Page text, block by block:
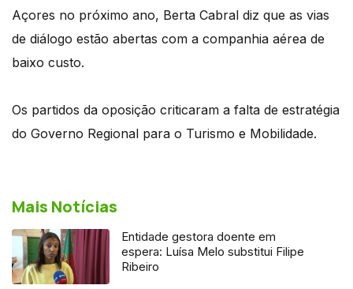
Açores no próximo ano, Berta Cabral diz que as vias
de diálogo estão abertas com a companhia aérea de
baixo custo.
Os partidos da oposição criticaram a falta de estratégia
do Governo Regional para o Turismo e Mobilidade.
Mais Notícias
Entidade gestora doente em
espera: Luísa Melo substitui Filipe
Ribeiro